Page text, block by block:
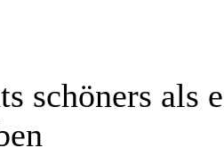
schöners als